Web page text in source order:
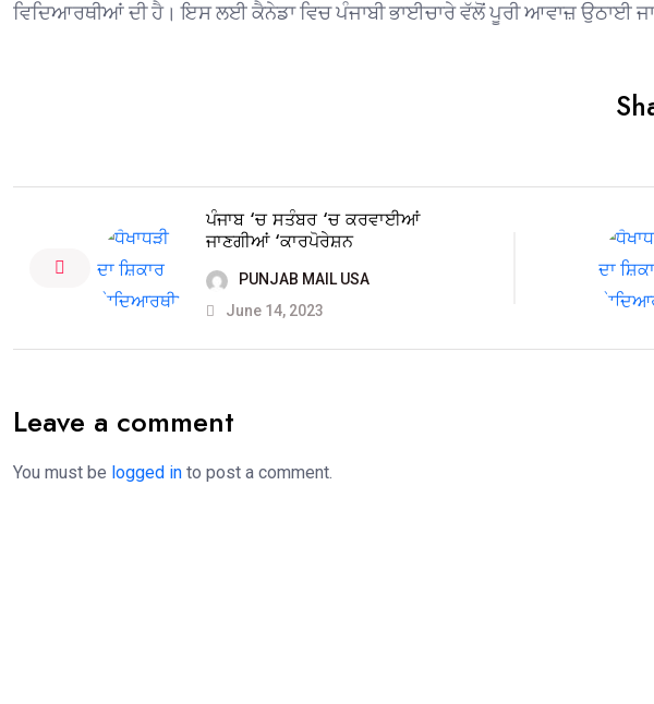
ਵਿਦਿਆਰਥੀਆਂ ਦੀ ਹੈ। ਇਸ ਲਈ ਕੈਨੇਡਾ ਵਿਚ ਪੰਜਾਬੀ ਭਾਈਚਾਰੇ ਵੱਲੋਂ ਪੂਰੀ ਆਵਾਜ਼ ਉਠਾਈ ਜਾ
ਪੰਜਾਬ ‘ਚ ਸਤੰਬਰ ‘ਚ ਕਰਵਾਈਆਂ
ਜਾਣਗੀਆਂ ‘ਕਾਰਪੋਰੇਸ਼ਨ
PUNJAB MAIL USA
June 14, 2023
Leave a comment
You must be logged in to post a comment.